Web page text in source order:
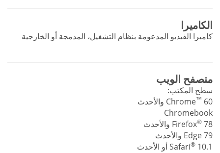
الكاميرا
كاميرا الفيديو المدعومة بنظام التشغيل، المدمجة أو الخارجية
متصفح الويب
سطح المكتب:
Chrome™ 60 والأحدث
Chromebook
Firefox® 78 والأحدث
Edge 79 والأحدث
Safari® 10.1 أو الأحدث